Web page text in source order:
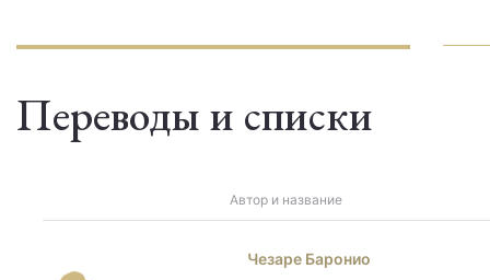
Переводы и списки
Автор и название
Чезаре Баронио